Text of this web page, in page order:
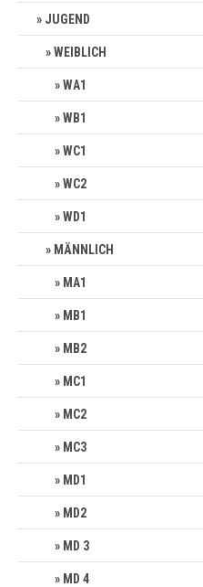
JUGEND
WEIBLICH
WA1
WB1
WC1
WC2
WD1
MÄNNLICH
MA1
MB1
MB2
MC1
MC2
MC3
MD1
MD2
MD 3
MD 4